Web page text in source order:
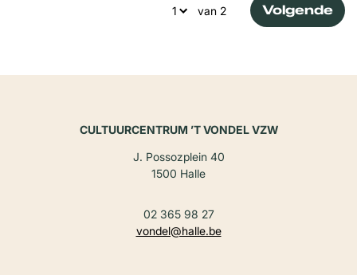
van 2 Volgende
CULTUURCENTRUM ’T VONDEL VZW
J. Possozplein 40
1500 Halle
02 365 98 27
vondel@halle.be